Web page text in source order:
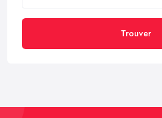
Trouver